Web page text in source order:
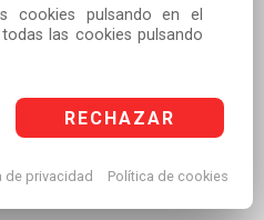
cookies pulsando en el
las cookies pulsando
RECHAZAR
de privacidad Política de cookies